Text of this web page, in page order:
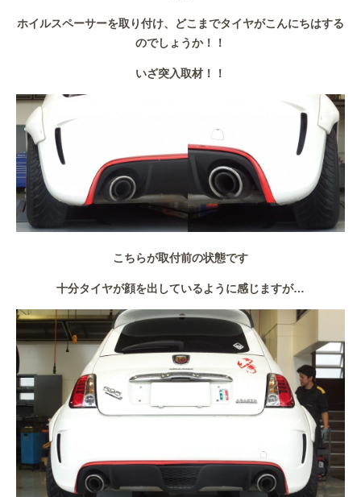
ホイルスペーサーを取り付け、どこまでタイヤがこんにちはする
のでしょうか！！
いざ突入取材！！
こちらが取付前の状態です
十分タイヤが顔を出しているように感じますが…